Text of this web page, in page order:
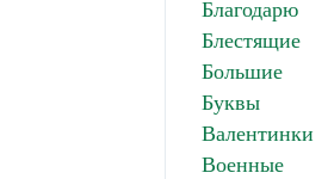
Благодарю
Блестящие
Большие
Буквы
Валентинки
Военные